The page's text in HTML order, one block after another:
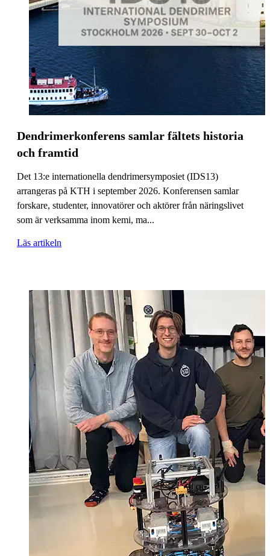
Dendrimerkonferens samlar fältets historia
och framtid
Det 13:e internationella dendrimersymposiet (IDS13)
arrangeras på KTH i september 2026. Konferensen samlar
forskare, studenter, innovatörer och aktörer från näringslivet
som är verksamma inom kemi, ma...
Läs artikeln